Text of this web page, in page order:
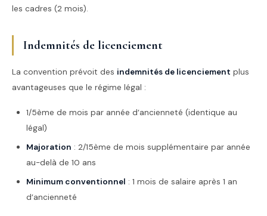
les cadres (2 mois).
Indemnités de licenciement
La convention prévoit des indemnités de licenciement plus
avantageuses que le régime légal :
1/5ème de mois par année d’ancienneté (identique au
légal)
Majoration : 2/15ème de mois supplémentaire par année
au-delà de 10 ans
Minimum conventionnel : 1 mois de salaire après 1 an
d’ancienneté